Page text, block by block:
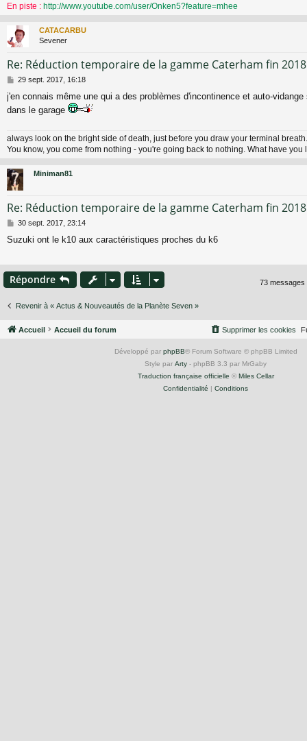
En piste : http://www.youtube.com/user/Onken5?feature=mhee
CATACARBU
Sevener
Re: Réduction temporaire de la gamme Caterham fin 2018
M
s
s
e
29 sept. 2017, 16:18
j'en connais même une qui a des problèmes d'incontinence et auto-
dans le garage
always look on the bright side of death, just before you draw your terminal
You know, you come from nothing - you're going back to nothing. What have you
Miniman81
Re: Réduction temporaire de la gamme Caterham fin 2018
M
s
g
e
30 sept. 2017, 23:14
Suzuki ont le k10 aux caractéristiques proches du k6
Répondre 73 messages
Revenir à « Actus & Nouveautés de la Planète Seven »
Accueil Accueil du forum Supprimer les cookies
Développé par phpBB® Forum Software © phpBB Limited
Style par Arty - phpBB 3.3 par MrGaby
Traduction française officielle © Miles Cellar
Confidentialité | Conditions